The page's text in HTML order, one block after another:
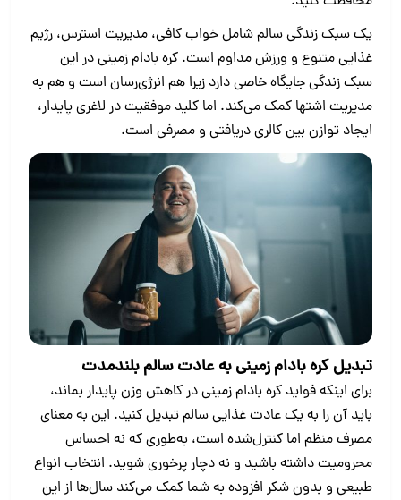
یک سبک زندگی سالم شامل خواب کافی، مدیریت استرس، رژیم
غذایی متنوع و ورزش مداوم است. کره بادام‌ زمینی در این
سبک زندگی جایگاه خاصی دارد زیرا هم انرژی‌رسان است و هم به
مدیریت اشتها کمک می‌کند. اما کلید موفقیت در لاغری پایدار،
ایجاد توازن بین کالری دریافتی و مصرفی است.
تبدیل کره بادام‌ زمینی به عادت سالم بلندمدت
برای اینکه فواید کره بادام‌ زمینی در کاهش وزن پایدار بماند،
باید آن را به یک عادت غذایی سالم تبدیل کنید. این به معنای
مصرف منظم اما کنترل‌شده است، به‌طوری که نه احساس
محرومیت داشته باشید و نه دچار پرخوری شوید. انتخاب انواع
طبیعی و بدون شکر افزوده به شما کمک می‌کند سال‌ها از این